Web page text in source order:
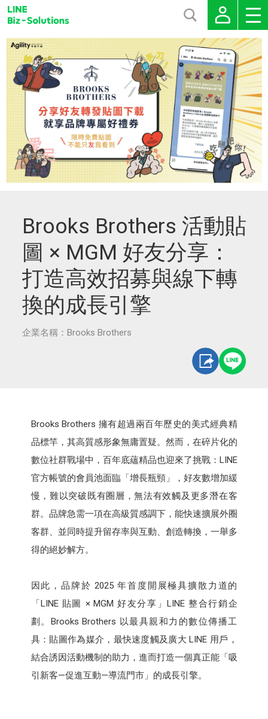
Brooks Brothers 活動貼
圖 × MGM 好友分享：
打造高效招募與線下轉
換的成長引擎
企業名稱：Brooks Brothers
Brooks Brothers 擁有超過兩百年歷史的美式經典精
品標竿，其高質感形象無庸置疑。然而，在碎片化的
數位社群戰場中，百年底蘊精品也迎來了挑戰：LINE
官方帳號的會員池面臨「增長瓶頸」，好友數增加緩
慢，難以突破既有圈層，無法有效觸及更多潛在客
群。品牌急需一項在高級質感調下，能快速擴展外圈
客群、並同時提升留存率與互動、創造轉換，一舉多
得的絕妙解方。​
因此，品牌於 2025 年首度開展極具擴散力道的
「LINE 貼圖 × MGM 好友分享」LINE 整合行銷企
劃。Brooks Brothers 以最具親和力的數位傳播工
具：貼圖作為媒介，最快速度觸及廣大 LINE 用戶，
結合誘因活動機制的助力，進而打造一個真正能「吸
引新客—促進互動—導流門市」的成長引擎。